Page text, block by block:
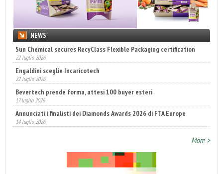
NEWS
Sun Chemical secures RecyClass Flexible Packaging certification
22 luglio 2026
Engaldini sceglie Incaricotech
22 luglio 2026
Bevertech prende forma, attesi 100 buyer esteri
17 luglio 2026
Annunciati i finalisti dei Diamonds Awards 2026 di FTA Europe
14 luglio 2026
More >